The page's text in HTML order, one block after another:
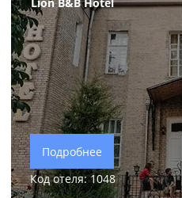
Подробнее
Код отеля: 1048